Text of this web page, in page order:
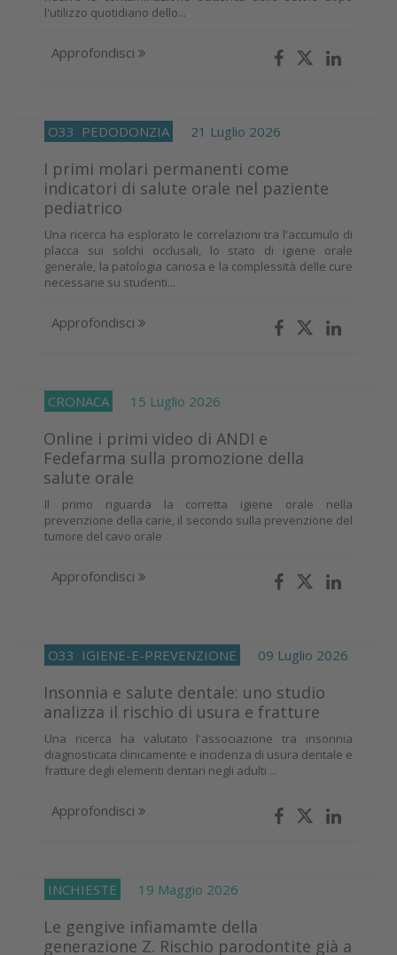
l'utilizzo quotidiano dello...
Approfondisci
O33 PEDODONZIA 21 Luglio 2026
I primi molari permanenti come
indicatori di salute orale nel paziente
pediatrico
Una ricerca ha esplorato le correlazioni tra l'accumulo di
placca sui solchi occlusali, lo stato di igiene orale
generale, la patologia cariosa e la complessità delle cure
necessarie su studenti...
Approfondisci
CRONACA 15 Luglio 2026
Online i primi video di ANDI e
Fedefarma sulla promozione della
salute orale
Il primo riguarda la corretta igiene orale nella
prevenzione della carie, il secondo sulla prevenzione del
tumore del cavo orale
Approfondisci
O33 IGIENE-E-PREVENZIONE 09 Luglio 2026
Insonnia e salute dentale: uno studio
analizza il rischio di usura e fratture
Una ricerca ha valutato l'associazione tra insonnia
diagnosticata clinicamente e incidenza di usura dentale e
fratture degli elementi dentari negli adulti ...
Approfondisci
INCHIESTE 19 Maggio 2026
Le gengive infiamamte della
generazione Z. Rischio parodontite già a